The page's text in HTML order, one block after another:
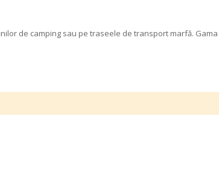
de camping sau pe traseele de transport marfă.